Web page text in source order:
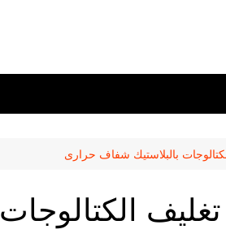
بالبلاستيك شفاف حرارى
الكتالوجات